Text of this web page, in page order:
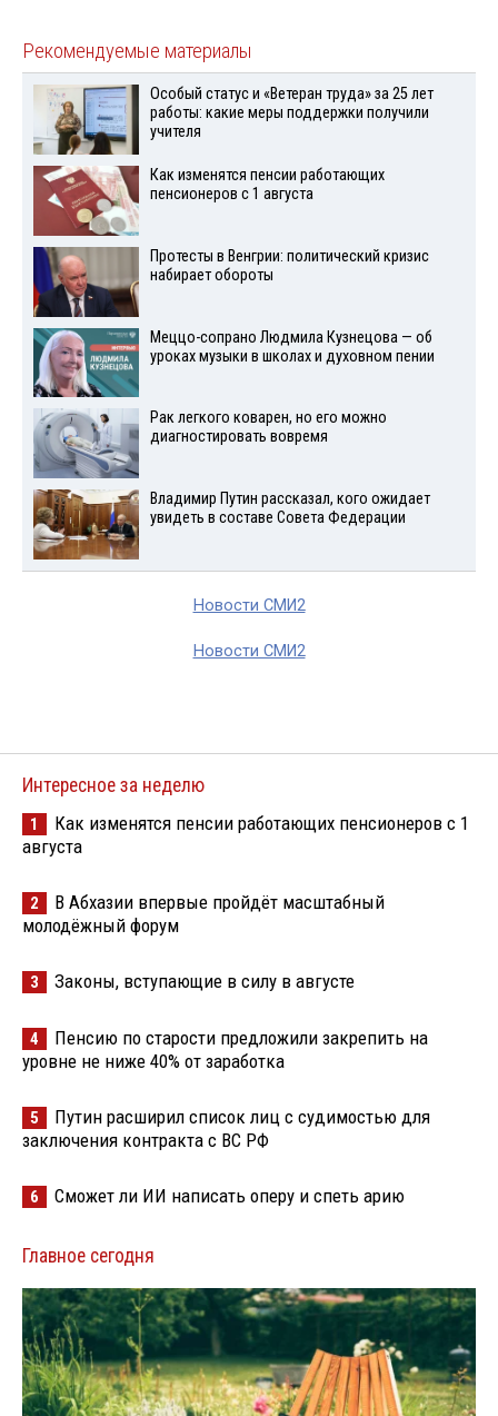
Рекомендуемые материалы
Особый статус и «Ветеран труда» за 25 лет
работы: какие меры поддержки получили
учителя
Как изменятся пенсии работающих
пенсионеров с 1 августа
Протесты в Венгрии: политический кризис
набирает обороты
Меццо-сопрано Людмила Кузнецова — об
уроках музыки в школах и духовном пении
Рак легкого коварен, но его можно
диагностировать вовремя
Владимир Путин рассказал, кого ожидает
увидеть в составе Совета Федерации
Новости СМИ2
Новости СМИ2
Интересное за неделю
1
Как изменятся пенсии работающих пенсионеров с 1
августа
2
В Абхазии впервые пройдёт масштабный
молодёжный форум
3 Законы, вступающие в силу в августе
4
Пенсию по старости предложили закрепить на
уровне не ниже 40% от заработка
5
Путин расширил список лиц с судимостью для
заключения контракта с ВС РФ
6 Сможет ли ИИ написать оперу и спеть арию
Главное сегодня